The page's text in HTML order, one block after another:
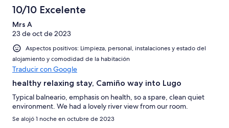
10/10 Excelente
Mrs A
23 de oct de 2023
Aspectos positivos: Limpieza, personal, instalaciones y estado del
alojamiento y comodidad de la habitación
Traducir con Google
healthy relaxing stay, Camiño way into Lugo
Typical balneario, emphasis on health, so a spare, clean quiet
environment. We had a lovely river view from our room.
Se alojó 1 noche en octubre de 2023